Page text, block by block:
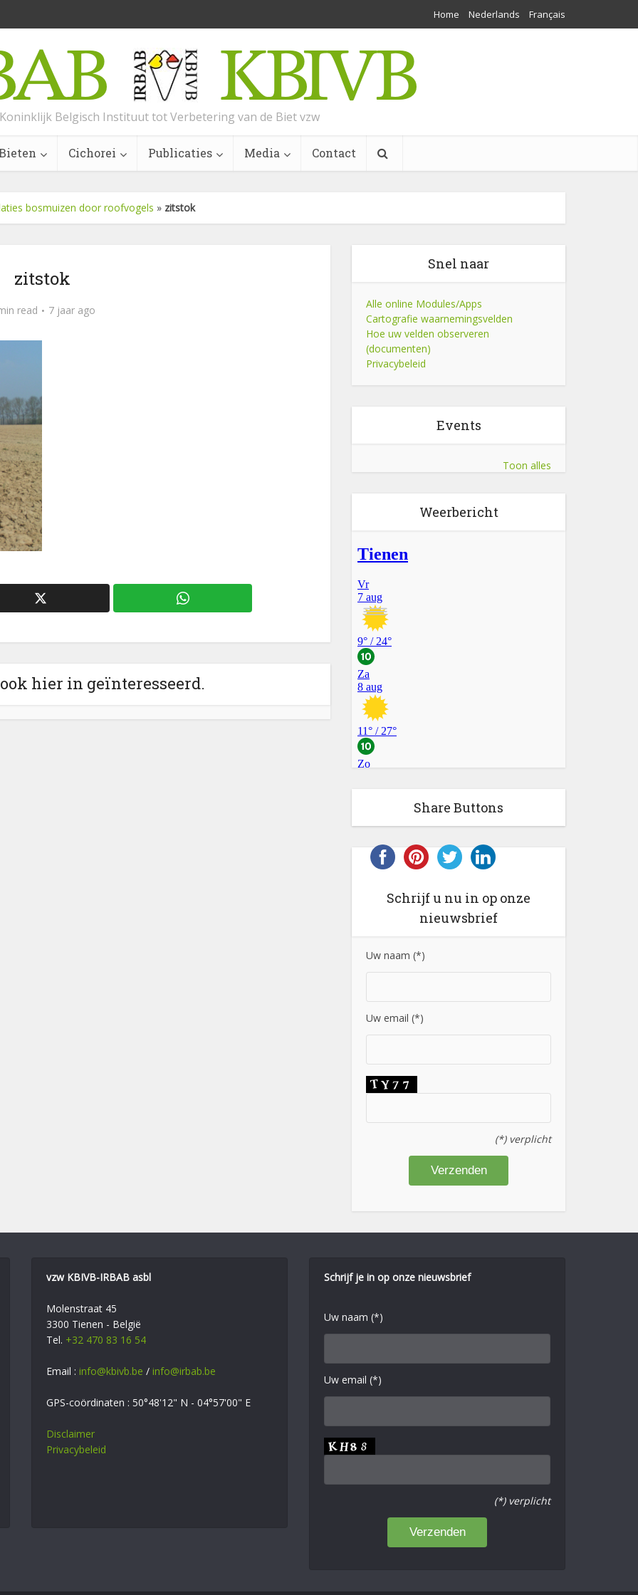
Home Nederlands Français
Koninklijk Belgisch Instituut tot Verbetering van de Biet vzw
Cichorei Publicaties Media Contact
bosmuizen door roofvogels » zitstok
zitstok
read 7 jaar ago
hier in geïnteresseerd.
Snel naar
Alle online Modules/Apps
Cartografie waarnemingsvelden
Hoe uw velden observeren
(documenten)
Privacybeleid
Events
Toon alles
Weerbericht
Share Buttons
Schrijf u nu in op onze
nieuwsbrief
Uw naam (*)
Uw email (*)
(*) verplicht
vzw KBIVB-IRBAB asbl
Molenstraat 45
3300 Tienen - België
Tel. +32 470 83 16 54
Email : info@kbivb.be / info@irbab.be
GPS-coördinaten : 50°48'12" N - 04°57'00" E
Disclaimer
Privacybeleid
Schrijf je in op onze nieuwsbrief
Uw naam (*)
Uw email (*)
(*) verplicht